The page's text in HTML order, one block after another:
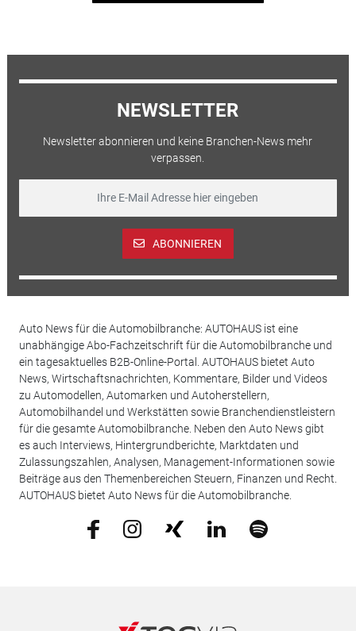
NEWSLETTER
Newsletter abonnieren und keine Branchen-News mehr
verpassen.
ABONNIEREN
Auto News für die Automobilbranche: AUTOHAUS ist eine
unabhängige Abo-Fachzeitschrift für die Automobilbranche und
ein tagesaktuelles B2B-Online-Portal. AUTOHAUS bietet Auto
News, Wirtschaftsnachrichten, Kommentare, Bilder und Videos
zu Automodellen, Automarken und Autoherstellern,
Automobilhandel und Werkstätten sowie Branchendienstleistern
für die gesamte Automobilbranche. Neben den Auto News gibt
es auch Interviews, Hintergrundberichte, Marktdaten und
Zulassungszahlen, Analysen, Management-Informationen sowie
Beiträge aus den Themenbereichen Steuern, Finanzen und Recht.
AUTOHAUS bietet Auto News für die Automobilbranche.